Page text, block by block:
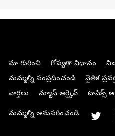
మా గురించి గోప్యతా విధానం
మమ్మల్ని సంప్రదించండి
నైతిక
వార్తలు
న్యూస్ ఆర్కైవ్ టాపిక్స్
మమ్మల్ని అనుసరించండి